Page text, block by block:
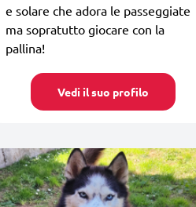
e solare che adora le passeggiate
ma sopratutto giocare con la
pallina!
Vedi il suo profilo